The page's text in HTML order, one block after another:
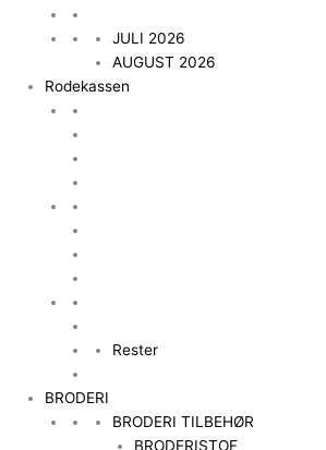
JULI 2026
AUGUST 2026
Rodekassen
Rester
BRODERI
BRODERI TILBEHØR
BRODERISTOF